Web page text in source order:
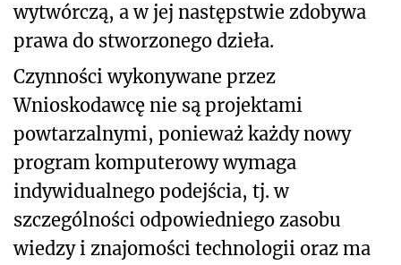
wytwórczą, a w jej następstwie zdobywa
prawa do stworzonego dzieła.
Czynności wykonywane przez
Wnioskodawcę nie są projektami
powtarzalnymi, ponieważ każdy nowy
program komputerowy wymaga
indywidualnego podejścia, tj. w
szczególności odpowiedniego zasobu
wiedzy i znajomości technologii oraz ma